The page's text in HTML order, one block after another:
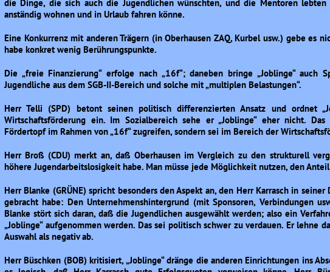
die Dinge, die sich auch die Jugendlichen wünschten, und die Mentoren
anständig wohnen und in Urlaub fahren könne.
Eine Konkurrenz mit anderen Trägern (in Oberhausen ZAQ, Kurbel usw.) gebe es
habe konkret wenig Berührungspunkte.
Die „freie Finanzierung“ erfolge nach „16f“; daneben bringe „Joblinge“ auch
Jugendliche aus dem SGB-II-Bereich und solche mit „multiplen Belastungen“.
Herr Telli (SPD) betont seinen politisch differenzierten Ansatz und ordnet
Wirtschaftsförderung ein. Im Sozialbereich sehe er „Joblinge“ eher nicht.
Fördertopf im Rahmen von „16f“ zugreifen, sondern sei im Bereich der
Herr Broß (CDU) merkt an, daß Oberhausen im Vergleich zu den strukturell
höhere Jugendarbeitslosigkeit habe. Man müsse jede Möglichkeit nutzen, den
Herr Blanke (GRÜNE) spricht besonders den Aspekt an, den Herr Karrasch in
gebracht habe: Den Unternehmenshintergrund (mit Sponsoren, Verbindungen
Blanke stört sich daran, daß die Jugendlichen ausgewählt werden; also ein
„Joblinge“ aufgenommen werden. Das sei politisch schwer zu verdauen. Er lehne
Auswahl als negativ ab.
Herr Büschken (BOB) kritisiert, „Joblinge“ dränge die anderen Einrichtungen ins